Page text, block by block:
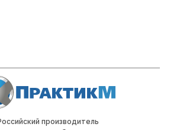
производитель